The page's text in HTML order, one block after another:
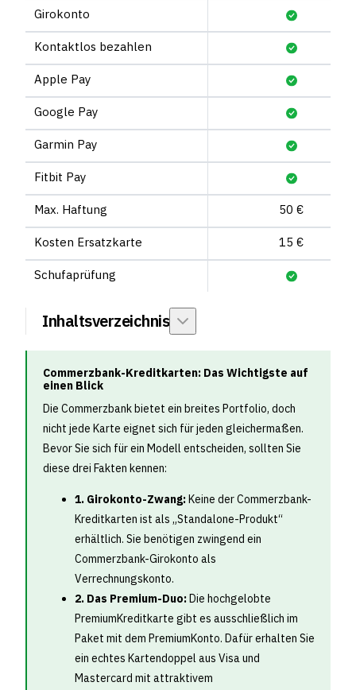
Girokonto
Kontaktlos bezahlen
Apple Pay
Google Pay
Garmin Pay
Fitbit Pay
Max. Haftung 50 €
Kosten Ersatzkarte 15 €
Schufaprüfung
Inhaltsverzeichnis
Commerzbank-Kreditkarten: Das Wichtigste auf
einen Blick
Die Commerzbank bietet ein breites Portfolio, doch
nicht jede Karte eignet sich für jeden gleichermaßen.
Bevor Sie sich für ein Modell entscheiden, sollten Sie
diese drei Fakten kennen:
1. Girokonto-Zwang: Keine der Commerzbank-
Kreditkarten ist als „Standalone-Produkt“
erhältlich. Sie benötigen zwingend ein
Commerzbank-Girokonto als
Verrechnungskonto.
2. Das Premium-Duo: Die hochgelobte
PremiumKreditkarte gibt es ausschließlich im
Paket mit dem PremiumKonto. Dafür erhalten Sie
ein echtes Kartendoppel aus Visa und
Mastercard mit attraktivem